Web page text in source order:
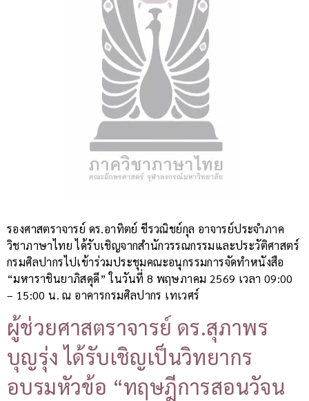
รองศาสตราจารย์ ดร.อาทิตย์ ชีรวณิชย์กุล อาจารย์ประจำภาค
วิชาภาษาไทย ได้รับเชิญจากสำนักวรรณกรรมและประวัติศาสตร์
กรมศิลปากรไปเข้าร่วมประชุมคณะอนุกรรมการจัดทำหนังสือ
“มหาราชินยาภิสดุดี” ในวันที่ 8 พฤษภาคม 2569 เวลา 09:00
– 15:00 น. ณ อาคารกรมศิลปากร เทเวศร์
ผู้ช่วยศาสตราจารย์ ดร.สุภาพร
บุญรุ่ง ได้รับเชิญเป็นวิทยากร
อบรมหัวข้อ “ทฤษฎีการสอนวัจน